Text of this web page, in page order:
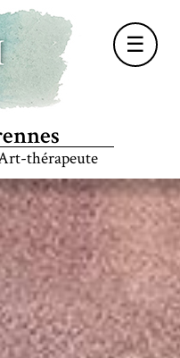
☰
thérapeute